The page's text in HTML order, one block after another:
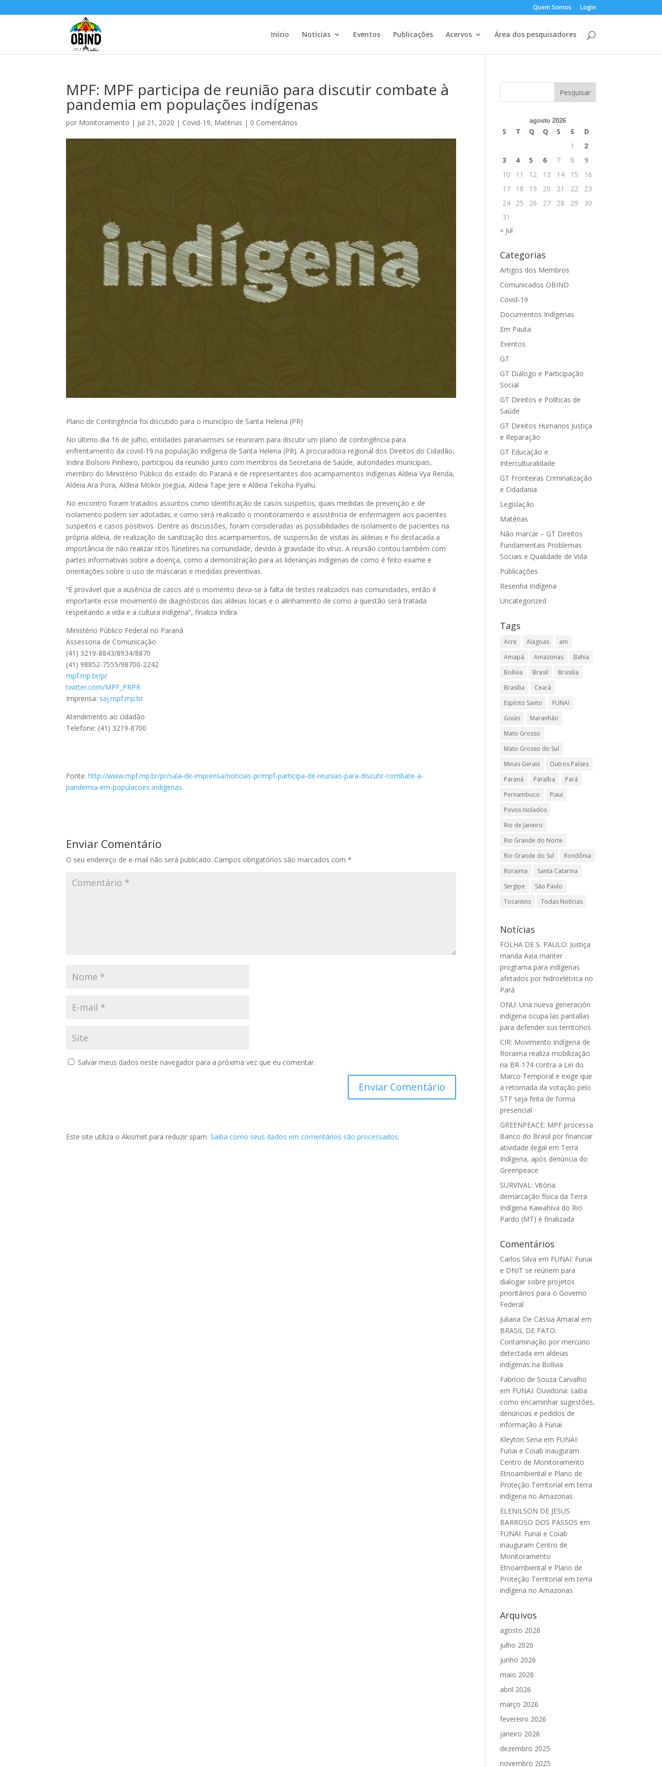
Quem Somos Login
Início Notícias Eventos Publicações Acervos Área dos pesquisadores
MPF: MPF participa de reunião para discutir combate à
pandemia em populações indígenas
por Monitoramento | jul 21, 2020 | Covid-19, Matérias | 0 Comentários
Plano de Contingência foi discutido para o município de Santa Helena (PR)
No último dia 16 de julho, entidades paranaenses se reuniram para discutir um plano de contingência para
enfrentamento da covid-19 na população indígena de Santa Helena (PR). A procuradora regional dos Direitos do Cidadão,
Indira Bolsoni Pinheiro, participou da reunião junto com membros da Secretaria de Saúde, autoridades municipais,
membro do Ministério Público do estado do Paraná e de representantes dos acampamentos indígenas Aldeia Vya Renda,
Aldeia Ara Pora, Aldeia Mokoi Joegua, Aldeia Tape Jere e Aldeia Tekoha Pyahu.
No encontro foram tratados assuntos como identificação de casos suspeitos; quais medidas de prevenção e de
isolamento podem ser adotadas; e como será realizado o monitoramento e assistência de enfermagem aos pacientes
suspeitos e casos positivos. Dentre as discussões, foram consideradas as possibilidades de isolamento de pacientes na
própria aldeia, de realização de sanitização dos acampamentos, de suspensão de visitas às aldeias e foi destacada a
importância de não realizar ritos fúnebres na comunidade, devido à gravidade do vírus. A reunião contou também com
partes informativas sobre a doença, como a demonstração para as lideranças indígenas de como é feito exame e
orientações sobre o uso de máscaras e medidas preventivas.
“É provável que a ausência de casos até o momento deva-se à falta de testes realizados nas comunidades, então é
importante esse movimento de diagnósticos das aldeias locais e o alinhamento de como a questão será tratada
respeitando a vida e a cultura indígena”, finaliza Indira.
Ministério Público Federal no Paraná
Assessoria de Comunicação
(41) 3219-8843/8934/8870
(41) 98852-7555/98700-2242
mpf.mp.br/pr
twitter.com/MPF_PRPR
Imprensa: saj.mpf.mp.br
Atendimento ao cidadão
Telefone: (41) 3219-8700
Fonte:http://www.mpf.mp.br/pr/sala-de-imprensa/noticias-pr/mpf-participa-de-reuniao-para-discutir-combate-a-
pandemia-em-populacoes-indigenas
Enviar Comentário
O seu endereço de e-mail não será publicado. Campos obrigatórios são marcados com*
Salvar meus dados neste navegador para a próxima vez que eu comentar.
Este site utiliza o Akismet para reduzir spam.Saiba como seus dados em comentários são processados.
agosto 2026
S T Q Q S S
D
1
2
3
4 5 6 7 8
9
10
11 12 13 14 15
16
17
18 19 20 21 22
23
24
25 26 27 28 29
30
31
« jul
Categorias
Artigos dos Membros
Comunicados OBIND
Covid-19
Documentos Indígenas
Em Pauta
Eventos
GT
GT Diálogo e Participação
Social
GT Direitos e Políticas de
Saúde
GT Direitos Humanos Justiça
e Reparação
GT Educação e
Interculturalidade
GT Fronteiras Criminalização
e Cidadania
Legislação
Matérias
Não marcar – GT Direitos
Fundamentais Problemas
Sociais e Qualidade de Vida
Publicações
Resenha Indígena
Uncategorized
Tags
Acre Alagoas
am
Amapá
Amazonas
Bahia
Bolívia
Brasil
Brasilia
Brasília
Ceará
Espírito Santo
FUNAI
Goiás
Maranhão
Mato Grosso
Mato Grosso do Sul
Minas Gerais
Outros Países
Paraná
Paraíba
Pará
Pernambuco
Piauí
Povos Isolados
Rio de Janeiro
Rio Grande do Norte
Rio Grande do Sul
Rondônia
Roraima
Santa Catarina
Sergipe
São Paulo
Tocantins
Todas Notícias
Notícias
FOLHA DE S. PAULO: Justiça
manda Axia manter
programa para indígenas
afetados por hidroelétrica no
Pará
ONU: Una nueva generación
indígena ocupa las pantallas
para defender sus territorios
CIR: Movimento Indígena de
Roraima realiza mobilização
na BR-174 contra a Lei do
Marco Temporal e exige que
a retomada da votação pelo
STF seja feita de forma
presencial
GREENPEACE: MPF processa
Banco do Brasil por financiar
atividade ilegal em Terra
Indígena, após denúncia do
Greenpeace
SURVIVAL: Vitória:
demarcação física da Terra
Indígena Kawahiva do Rio
Pardo (MT) é finalizada
Comentários
Carlos Silva em FUNAI: Funai
e DNIT se reúnem para
dialogar sobre projetos
prioritários para o Governo
Federal
Juliana De Cássia Amaral em
BRASIL DE FATO:
Contaminação por mercúrio
detectada em aldeias
indígenas na Bolívia
Fabrício de Souza Carvalho
em FUNAI: Ouvidoria: saiba
como encaminhar sugestões,
denúncias e pedidos de
informação à Funai
Kleyton Sena em FUNAI:
Funai e Coiab inauguram
Centro de Monitoramento
Etnoambiental e Plano de
Proteção Territorial em terra
indígena no Amazonas
ELENILSON DE JESUS
BARROSO DOS PASSOS em
FUNAI: Funai e Coiab
inauguram Centro de
Monitoramento
Etnoambiental e Plano de
Proteção Territorial em terra
indígena no Amazonas
Arquivos
agosto 2026
julho 2026
junho 2026
maio 2026
abril 2026
março 2026
fevereiro 2026
janeiro 2026
dezembro 2025
novembro 2025